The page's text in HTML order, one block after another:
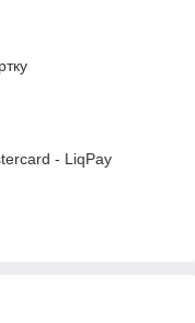
- LiqPay